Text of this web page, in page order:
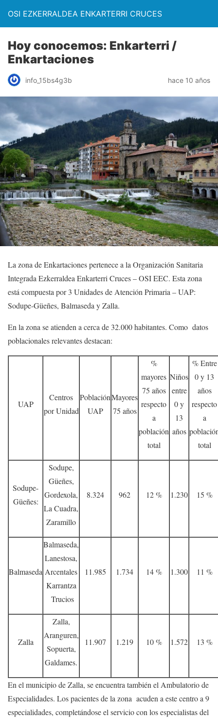
OSI EZKERRALDEA ENKARTERRI CRUCES
Hoy conocemos: Enkarterri /
Enkartaciones
info_15bs4g3b hace 10 años
La zona de Enkartaciones pertenece a la Organización Sanitaria
Integrada Ezkerraldea Enkarterri Cruces – OSI EEC. Esta zona
está compuesta por 3 Unidades de Atención Primaria – UAP:
Sodupe-Güeñes, Balmaseda y Zalla.
En la zona se atienden a cerca de 32.000 habitantes. Como datos
poblacionales relevantes destacan:
UAP
Centros
por Unidad
Población
UAP
Mayores
75 años
%
mayores
75 años
respecto
a
población
total
Niños
entre
0 y
13
años
% Entre
0 y 13
años
respecto
a
total
Sodupe-
Güeñes:
Sodupe,
Güeñes,
Gordexola,
La Cuadra,
Zaramillo
8.324 962 12 % 1.230 15 %
Balmaseda
Balmaseda,
Lanestosa,
Arcentales
Karrantza
Trucios
11.985 1.734 14 % 1.300 11 %
Zalla
Zalla,
Aranguren,
Sopuerta,
Galdames.
11.907 1.219 10 % 1.572 13 %
En el municipio de Zalla, se encuentra también el Ambulatorio de
Especialidades. Los pacientes de la zona acuden a este centro a 9
especialidades, completándose el servicio con los especialistas del